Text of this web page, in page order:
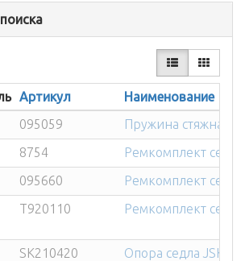
Артикул
Наименование
095059
Пружина стяжная
8754
Ремкомплект
095660
Ремкомплект седла
T920110 Ремкомплект
SK210420
Опора седла